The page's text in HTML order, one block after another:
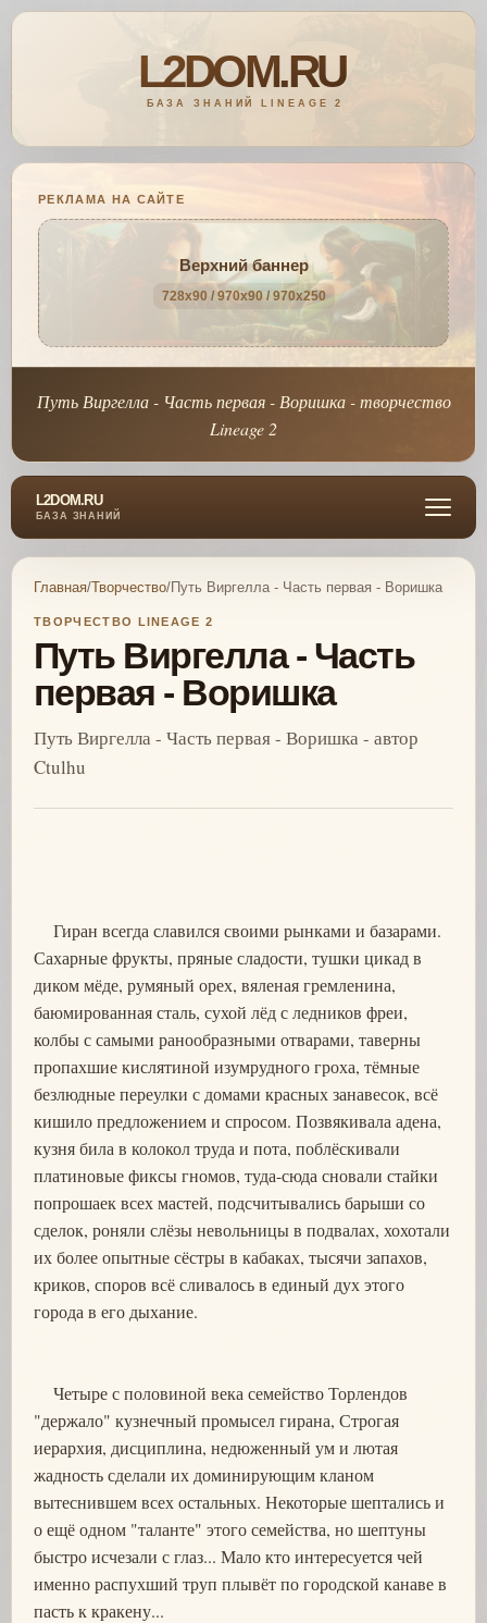
РЕКЛАМА НА САЙТЕ
Верхний баннер
728x90 / 970x90 / 970x250
Путь Виргелла - Часть первая - Воришка - творчество
Lineage 2
L2DOM.RU
БАЗА ЗНАНИЙ
Главная/Творчество/Путь Виргелла - Часть первая - Воришка
ТВОРЧЕСТВО LINEAGE 2
Путь Виргелла - Часть
первая - Воришка
Путь Виргелла - Часть первая - Воришка - автор
Ctulhu
Гиран всегда славился своими рынками и базарами.
Сахарные фрукты, пряные сладости, тушки цикад в
диком мёде, румяный орех, вяленая гремленина,
баюмированная сталь, сухой лёд с ледников фреи,
колбы с самыми ранообразными отварами, таверны
пропахшие кислятиной изумрудного гроха, тёмные
безлюдные переулки с домами красных занавесок, всё
кишило предложением и спросом. Позвякивала адена,
кузня била в колокол труда и пота, поблёскивали
платиновые фиксы гномов, туда-сюда сновали стайки
попрошаек всех мастей, подсчитывались барыши со
сделок, роняли слёзы невольницы в подвалах, хохотали
их более опытные сёстры в кабаках, тысячи запахов,
криков, споров всё сливалось в единый дух этого
города в его дыхание.
Четыре с половиной века семейство Торлендов
"держало" кузнечный промысел гирана, Строгая
иерархия, дисциплина, недюженный ум и лютая
жадность сделали их доминирующим кланом
вытеснившем всех остальных. Некоторые шептались и
о ещё одном "таланте" этого семейства, но шептуны
быстро исчезали с глаз... Мало кто интересуется чей
именно распухший труп плывёт по городской канаве в
пасть к кракену...